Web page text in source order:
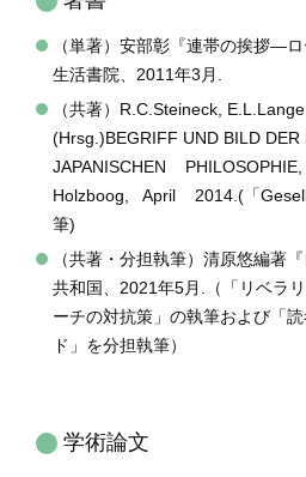
（単著）安部彰『連帯の挨拶―
生活書院、2011年3月.
（共著）R.C.Steineck,
(Hrsg.)BEGRIFF UND BILD DER
JAPANISCHEN
PHILOSOPHIE,
Holzboog,
April
2014.(「
筆)
（共著・分担執筆）清原悠編著
共和国、2021年5月.（「リベラ
ーチの対抗策」の執筆および「
ド」を分担執筆）
学術論文